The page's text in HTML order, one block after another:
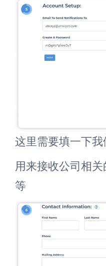
这里需要填一下
用来接收公司相
等